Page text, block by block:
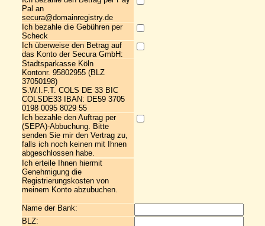
Pal an
secura@domainregistry.de
Ich bezahle die Gebühren per
Scheck
Ich überweise den Betrag auf
das Konto der Secura GmbH:
Stadtsparkasse Köln
Kontonr. 95802955 (BLZ
37050198)
S.W.I.F.T. COLS DE 33 BIC
COLSDE33 IBAN: DE59 3705
0198 0095 8029 55
Ich bezahle den Auftrag per
(SEPA)-Abbuchung. Bitte
senden Sie mir den Vertrag zu,
falls ich noch keinen mit Ihnen
abgeschlossen habe.
Ich erteile Ihnen hiermit
Genehmigung die
Registrierungskosten von
meinem Konto abzubuchen.
Name der Bank:
BLZ: